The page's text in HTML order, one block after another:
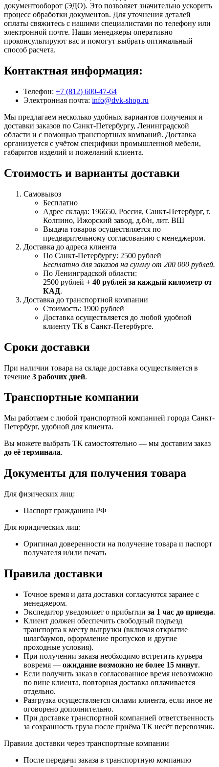
документооборот (ЭДО). Это позволяет значительно ускорить
процесс обработки документов. Для уточнения деталей
оплаты свяжитесь с нашими специалистами по телефону или
электронной почте. Наши менеджеры оперативно
проконсультируют вас и помогут выбрать оптимальный
способ расчета.
Контактная информация:
Телефон: +7 (812) 600-47-64
Электронная почта: info@dvk-shop.ru
Мы предлагаем несколько удобных вариантов получения и
доставки заказов по Санкт-Петербургу, Ленинградской
области и с помощью транспортных компаний. Доставка
организуется с учётом специфики промышленной мебели,
габаритов изделий и пожеланий клиента.
Стоимость и варианты доставки
Самовывоз
Бесплатно
Адрес склада: 196650, Россия, Санкт-Петербург, г.
Колпино, Ижорский завод, д.б/н, лит. ВШ
Выдача товаров осуществляется по
предварительному согласованию с менеджером.
Доставка до адреса клиента
По Санкт-Петербургу: 2500 рублей
Бесплатно для заказов на сумму от 200 000 рублей.
По Ленинградской области:
2500 рублей + 40 рублей за каждый километр от
КАД.
Доставка до транспортной компании
Стоимость: 1900 рублей
Доставка осуществляется до любой удобной
клиенту ТК в Санкт-Петербурге.
Сроки доставки
При наличии товара на складе доставка осуществляется в
течение 3 рабочих дней.
Транспортные компании
Мы работаем с любой транспортной компанией города Санкт-
Петербург, удобной для клиента.
Вы можете выбрать ТК самостоятельно — мы доставим заказ
до её терминала.
Документы для получения товара
Для физических лиц:
Паспорт гражданина РФ
Для юридических лиц:
Оригинал доверенности на получение товара и паспорт
получателя и/или печать
Правила доставки
Точное время и дата доставки согласуются заранее с
менеджером.
Экспедитор уведомляет о прибытии за 1 час до приезда.
Клиент должен обеспечить свободный подъезд
транспорта к месту выгрузки (включая открытие
шлагбаумов, оформление пропусков и другие
проходные условия).
При получении заказа необходимо встретить курьера
вовремя — ожидание возможно не более 15 минут.
Если получить заказ в согласованное время невозможно
по вине клиента, повторная доставка оплачивается
отдельно.
Разгрузка осуществляется силами клиента, если иное не
оговорено дополнительно.
При доставке транспортной компанией ответственность
за сохранность груза после приёма ТК несёт перевозчик.
Правила доставки через транспортные компании
После передачи заказа в транспортную компанию